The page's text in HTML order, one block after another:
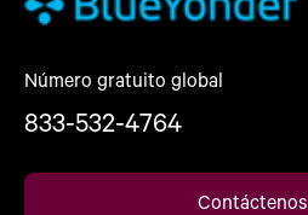
Número gratuito global
833-532-4764
Contáctenos